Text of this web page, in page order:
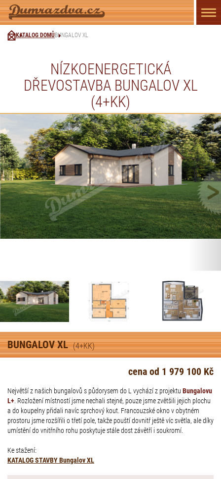
KATALOG DOMŮBUNGALOV XL
NÍZKOENERGETICKÁ
DŘEVOSTAVBA BUNGALOV XL
(4+KK)
BUNGALOV XL (4+KK)
cena od 1 979 100 Kč
Největší z našich bungalovů s půdorysem do L vychází z projektu Bungalovu
L+. Rozložení místností jsme nechali stejné, pouze jsme zvětšili jejich plochu
a do koupelny přidali navíc sprchový kout. Francouzské okno v obytném
prostoru jsme rozšířili o třetí pole, takže pouští dovnitř ještě víc světla, ale díky
umístění do vnitřního rohu poskytuje stále dost závětří i soukromí.
Ke stažení:
KATALOG STAVBY Bungalov XL